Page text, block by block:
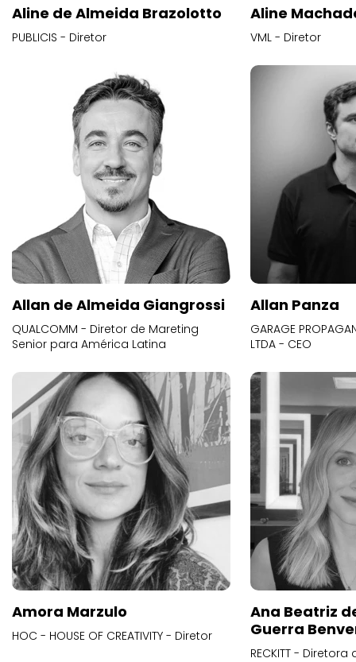
Aline de Almeida Brazolotto
PUBLICIS - Diretor
Aline
VML - Diretor
Allan de Almeida Giangrossi
QUALCOMM - Diretor de Mareting
Senior para América Latina
Allan Panza
GARAGE
LTDA - CEO
Amora Marzulo
HOC - HOUSE OF CREATIVITY - Diretor
Ana Beatriz
Guerra
RECKITT -